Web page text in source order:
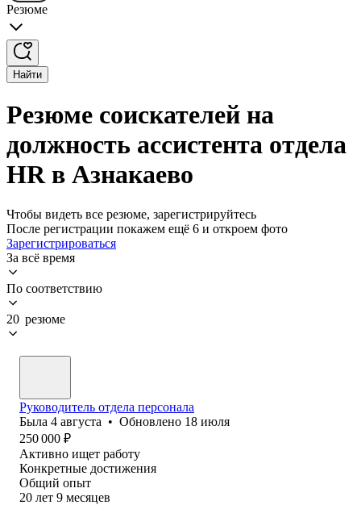
Резюме
Найти
Резюме соискателей на
должность ассистента отдела
HR в Азнакаево
Чтобы видеть все резюме, зарегистрируйтесь
После регистрации покажем ещё 6 и откроем фото
Зарегистрироваться
За всё время
По соответствию
20 резюме
Руководитель отдела персонала
Была 4 августа • Обновлено 18 июля
250 000 ₽
Активно ищет работу
Конкретные достижения
Общий опыт
20 лет 9 месяцев